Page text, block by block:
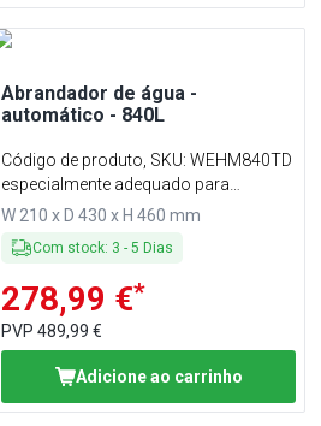
Abrandador de água -
automático - 840L
Código de produto, SKU: WEHM840TD
especialmente adequado para
máquinas de café, vaporizadores
lavar louça subterrâneas
W 210 x D 430 x H 460 mm
Com stock: 3 - 5 Dias
278,99 €*
PVP 489,99 €
Adicione ao carrinho